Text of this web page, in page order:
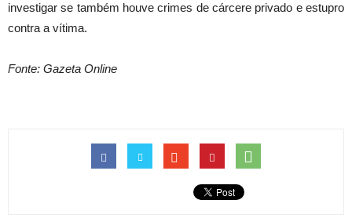
investigar se também houve crimes de cárcere privado e estupro
contra a vítima.
Fonte: Gazeta Online